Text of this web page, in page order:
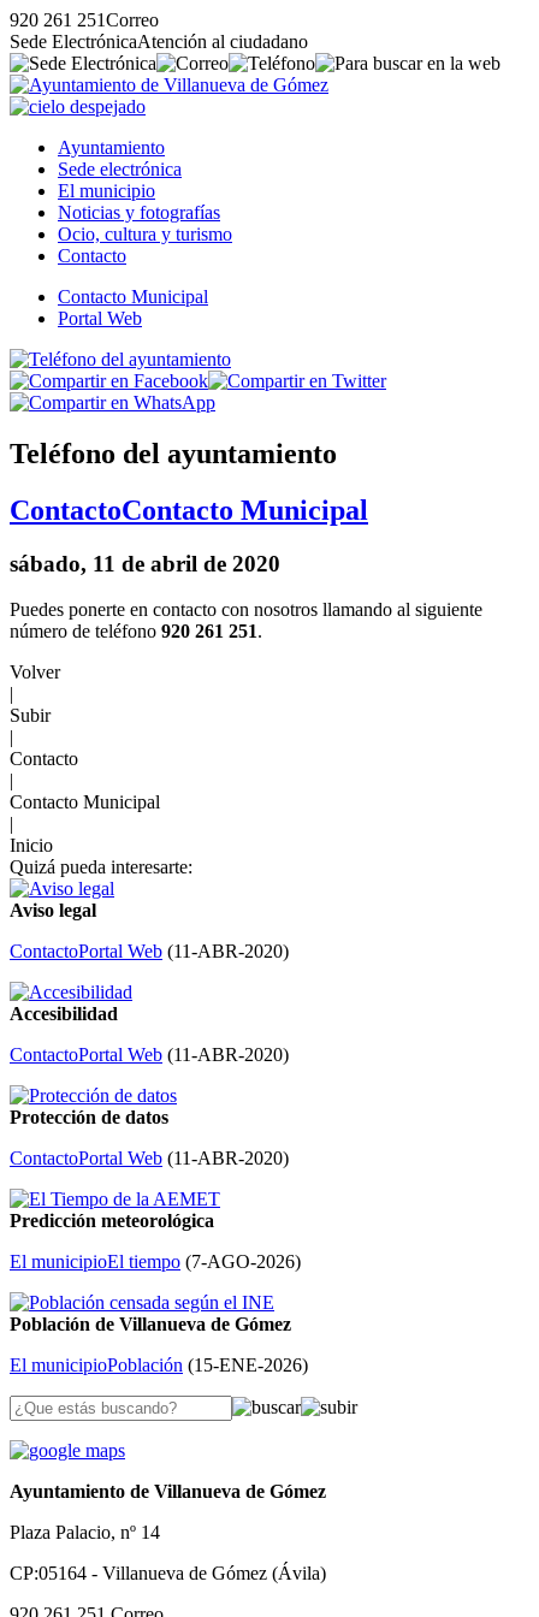
920 261 251Correo
Sede ElectrónicaAtención al ciudadano
Ayuntamiento
Sede electrónica
El municipio
Noticias y fotografías
Ocio, cultura y turismo
Contacto
Contacto Municipal
Portal Web
Teléfono del ayuntamiento
ContactoContacto Municipal
sábado, 11 de abril de 2020
Puedes ponerte en contacto con nosotros llamando al siguiente
número de teléfono 920 261 251.
Volver
|
Subir
|
Contacto
|
Contacto Municipal
|
Inicio
Quizá pueda interesarte:
Aviso legal
ContactoPortal Web (11-ABR-2020)
Accesibilidad
ContactoPortal Web (11-ABR-2020)
Protección de datos
ContactoPortal Web (11-ABR-2020)
Predicción meteorológica
El municipioEl tiempo (7-AGO-2026)
Población de Villanueva de Gómez
El municipioPoblación (15-ENE-2026)
Ayuntamiento de Villanueva de Gómez
Plaza Palacio, nº 14
CP:05164 - Villanueva de Gómez (Ávila)